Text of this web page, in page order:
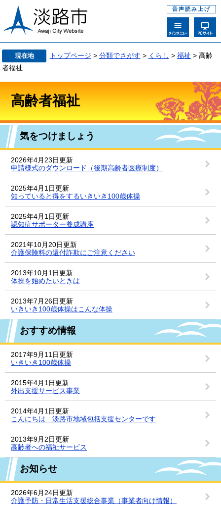
音声読み上げ
現在地 トップページ > 分類でさがす > くらし > 福祉 > 高齢
者福祉
高齢者福祉
気をつけましょう
2026年4月23日更新
申請様式のダウンロード（後期高齢者医療制度）
2025年4月1日更新
知っていると得をするいきいき100歳体操
2025年4月1日更新
認知症サポーター養成講座
2021年10月20日更新
介護保険料の還付詐欺にご注意ください
2013年10月1日更新
体操を始めたいときは
2013年7月26日更新
いきいき100歳体操はこんな体操
おすすめ情報
2017年9月11日更新
いきいき100歳体操
2015年4月1日更新
外出支援サービス事業
2014年4月1日更新
こんにちは 淡路市地域包括支援センターです
2013年9月2日更新
高齢者への福祉サービス
お知らせ
2026年6月24日更新
介護予防・日常生活支援総合事業（事業者向け情報）